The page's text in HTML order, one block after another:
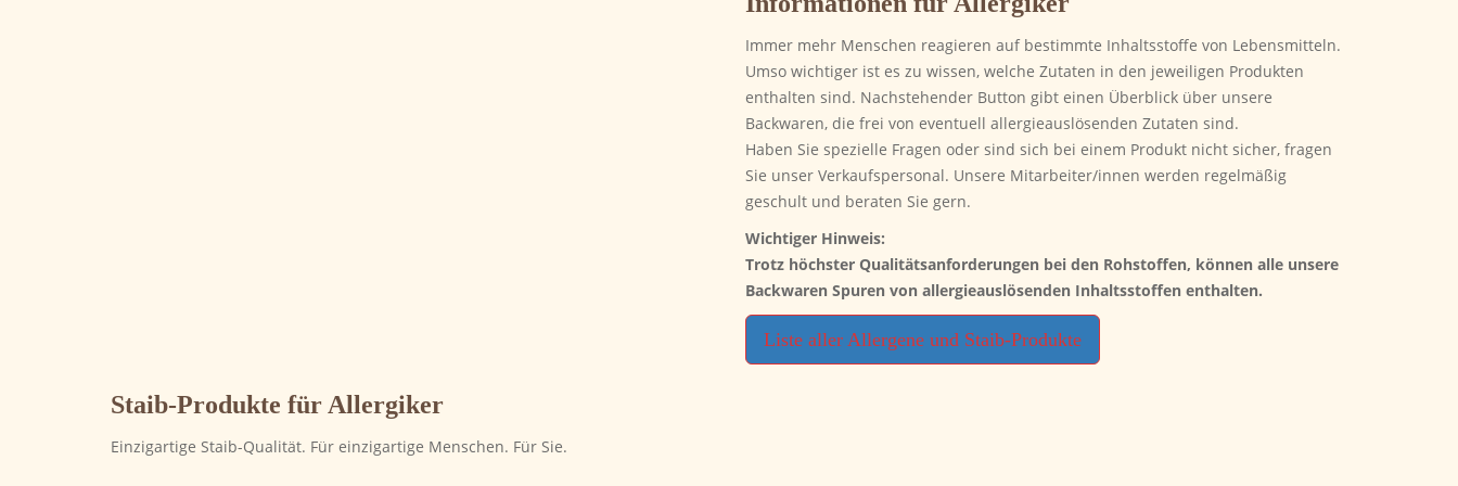
Immer mehr Menschen reagieren auf bestimmte Inhaltsstoffe von Lebensmitteln.
Umso wichtiger ist es zu wissen, welche Zutaten in den jeweiligen Produkten
enthalten sind. Nachstehender Button gibt einen Überblick über unsere
Backwaren, die frei von eventuell allergieauslösenden Zutaten sind.
Haben Sie spezielle Fragen oder sind sich bei einem Produkt nicht sicher, fragen
Sie unser Verkaufspersonal. Unsere Mitarbeiter/innen werden regelmäßig
geschult und beraten Sie gern.
Wichtiger Hinweis:
Trotz höchster Qualitätsanforderungen bei den Rohstoffen, können alle unsere
Backwaren Spuren von allergieauslösenden Inhaltsstoffen enthalten.
Liste aller Allergene und Staib-Produkte
Staib-Produkte für Allergiker
Einzigartige Staib-Qualität. Für einzigartige Menschen. Für Sie.